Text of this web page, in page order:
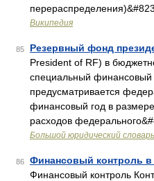
Википедия
85 Резервный фонд
President of RF) в
специальный финансовый
предусматривается
финансовый год в
расходов
Большой юридический словарь
86 Финансовый контроль
Финансовый контроль